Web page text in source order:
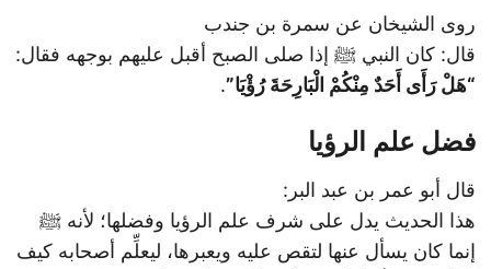
روى الشيخان عن سمرة بن جندب
قال: كان النبي ﷺ إذا صلى الصبح أقبل عليهم بوجهه فقال:
“هَلْ رَأَى أَحَدٌ مِنْكُمْ الْبَارِحَةَ رُؤْيَا”.
فضل علم الرؤيا
قال أبو عمر بن عبد البر:
هذا الحديث يدل على شرف علم الرؤيا وفضلها؛ لأنه ﷺ
إنما كان يسأل عنها لتقص عليه ويعبرها، ليعلِّم أصحابه كيف